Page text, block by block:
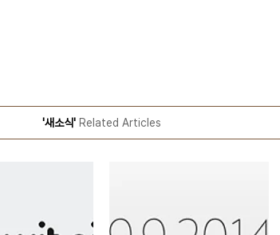
'새소식'Related Articles